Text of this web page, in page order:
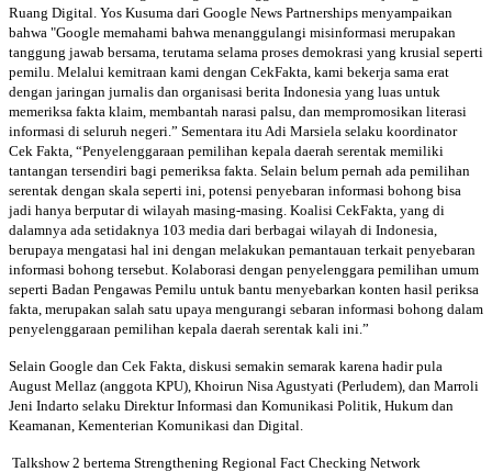
Ruang Digital. Yos Kusuma dari Google News Partnerships menyampaikan
bahwa "Google memahami bahwa menanggulangi misinformasi merupakan
tanggung jawab bersama, terutama selama proses demokrasi yang krusial seperti
pemilu. Melalui kemitraan kami dengan CekFakta, kami bekerja sama erat
dengan jaringan jurnalis dan organisasi berita Indonesia yang luas untuk
memeriksa fakta klaim, membantah narasi palsu, dan mempromosikan literasi
informasi di seluruh negeri.” Sementara itu Adi Marsiela selaku koordinator
Cek Fakta, “Penyelenggaraan pemilihan kepala daerah serentak memiliki
tantangan tersendiri bagi pemeriksa fakta. Selain belum pernah ada pemilihan
serentak dengan skala seperti ini, potensi penyebaran informasi bohong bisa
jadi hanya berputar di wilayah masing-masing. Koalisi CekFakta, yang di
dalamnya ada setidaknya 103 media dari berbagai wilayah di Indonesia,
berupaya mengatasi hal ini dengan melakukan pemantauan terkait penyebaran
informasi bohong tersebut. Kolaborasi dengan penyelenggara pemilihan umum
seperti Badan Pengawas Pemilu untuk bantu menyebarkan konten hasil periksa
fakta, merupakan salah satu upaya mengurangi sebaran informasi bohong dalam
penyelenggaraan pemilihan kepala daerah serentak kali ini.”
Selain Google dan Cek Fakta, diskusi semakin semarak karena hadir pula
August Mellaz (anggota KPU), Khoirun Nisa Agustyati (Perludem), dan Marroli
Jeni Indarto selaku Direktur Informasi dan Komunikasi Politik, Hukum dan
Keamanan, Kementerian Komunikasi dan Digital.
Talkshow 2 bertema Strengthening Regional Fact Checking Network